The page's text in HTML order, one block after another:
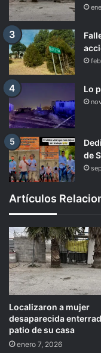
Lo
de
Artículos
Localizaron a mujer
desaparecida
patio de su casa
enero 7, 2026